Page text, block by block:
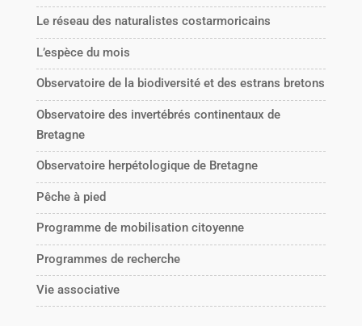
Le réseau des naturalistes costarmoricains
L’espèce du mois
Observatoire de la biodiversité et des estrans bretons
Observatoire des invertébrés continentaux de
Bretagne
Observatoire herpétologique de Bretagne
Pêche à pied
Programme de mobilisation citoyenne
Programmes de recherche
Vie associative